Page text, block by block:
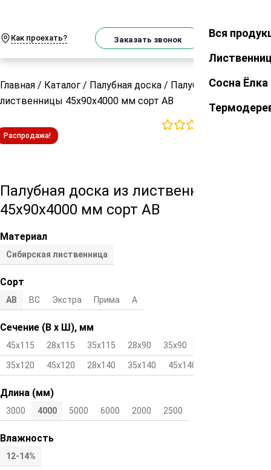
Как проехать? Заказать звонок Закрыть
Вся
Сосна Ёлка
Главная / Каталог / Палубная доска / Палубная доска из
лиственницы 45х90х4000 мм сорт АВ
Распродажа!
Палубная доска из лиственницы
45х90х4000 мм сорт АВ
Материал
Сибирская лиственница
Сорт
АВ ВС Экстра Прима А
Сечение (В х Ш), мм
45х115 28х115 35х115 28х90 35х90
35х120 45х120 28х140 35х140 45х140
Длина (мм)
3000 4000 5000 6000 2000 2500
Влажность
12-14%